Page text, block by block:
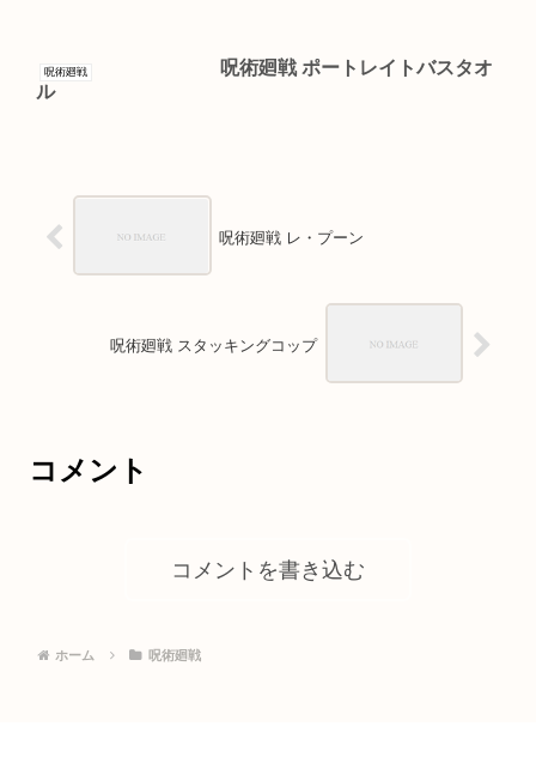
呪術廻戦
呪術廻戦 ポートレイトバスタオ
ル
呪術廻戦 レ・プーン
呪術廻戦 スタッキングコップ
コメント
コメントを書き込む
ホーム 呪術廻戦